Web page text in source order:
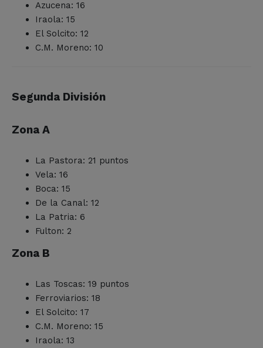
Azucena: 16
Iraola: 15
El Solcito: 12
C.M. Moreno: 10
Segunda División
Zona A
La Pastora: 21 puntos
Vela: 16
Boca: 15
De la Canal: 12
La Patria: 6
Fulton: 2
Zona B
Las Toscas: 19 puntos
Ferroviarios: 18
El Solcito: 17
C.M. Moreno: 15
Iraola: 13